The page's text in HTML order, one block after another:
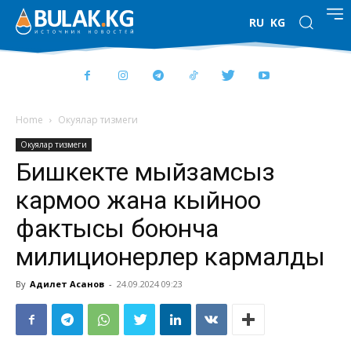
RU KG
Home Окуялар тизмеги
Окуялар тизмеги
Бишкекте мыйзамсыз
кармоо жана кыйноо
фактысы боюнча
милиционерлер кармалды
By Адилет Асанов - 24.09.2024 09:23